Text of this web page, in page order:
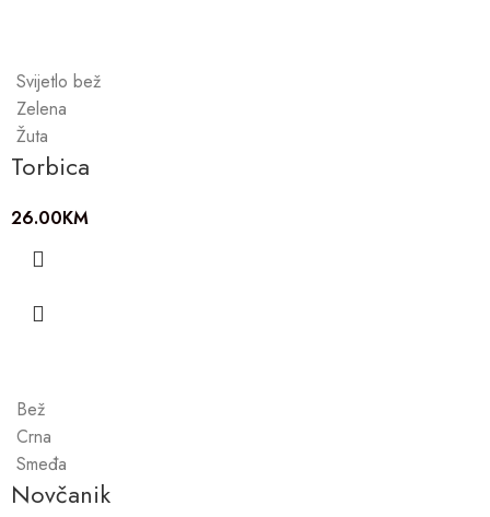
Svijetlo bež
Zelena
Žuta
Torbica
26.00KM
Bež
Crna
Smeđa
Novčanik